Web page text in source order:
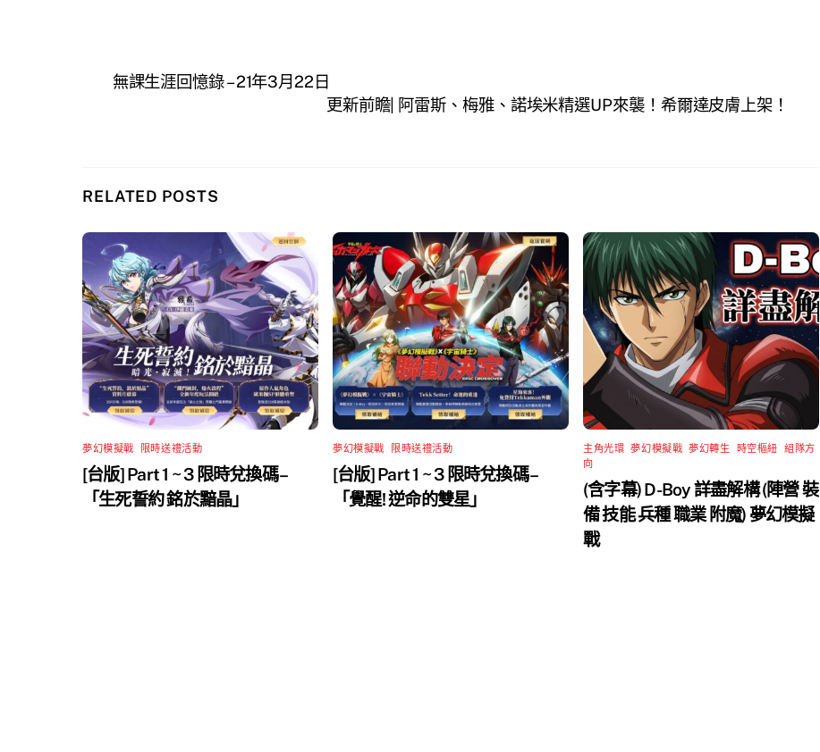
無課生涯回憶錄 – 21年3月22日
更新前瞻| 阿雷斯、梅雅、諾埃米精選UP來襲！希爾達皮膚上架！
RELATED POSTS
夢幻模擬戰 限時送禮活動
[台版] Part 1 ~ 3 限時兌換碼 –
「生死誓約 銘於黯晶」
夢幻模擬戰 限時送禮活動
[台版] Part 1 ~ 3 限時兌換碼 –
「覺醒! 逆命的雙星」
主角光環 ,夢幻模擬戰 ,夢幻轉生 時空樞紐 ,組隊方
向
(含字幕) D-Boy 詳盡解構 (陣營 裝
備 技能 兵種 職業 附魔) 夢幻模擬
戰